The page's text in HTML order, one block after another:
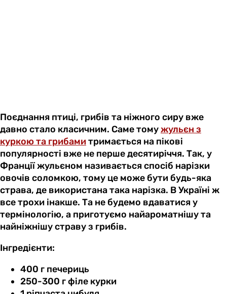
Поєднання птиці, грибів та ніжного сиру вже
давно стало класичним. Саме томужульєн з
куркою та грибамитримається на пікові
популярності вже не перше десятиріччя. Так, у
Франції жульєном називається спосіб нарізки
овочів соломкою, тому це може бути будь-яка
страва, де використана така нарізка. В Україні ж
все трохи інакше. Та не будемо вдаватися у
термінологію, а приготуємо найароматнішу та
найніжнішу страву з грибів.
Інгредієнти:
400 г печериць
250-300 г філе курки